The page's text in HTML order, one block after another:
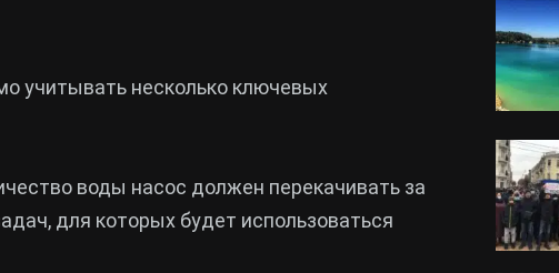
учитывать несколько ключевых
воды насос должен перекачивать за
для которых будет использоваться